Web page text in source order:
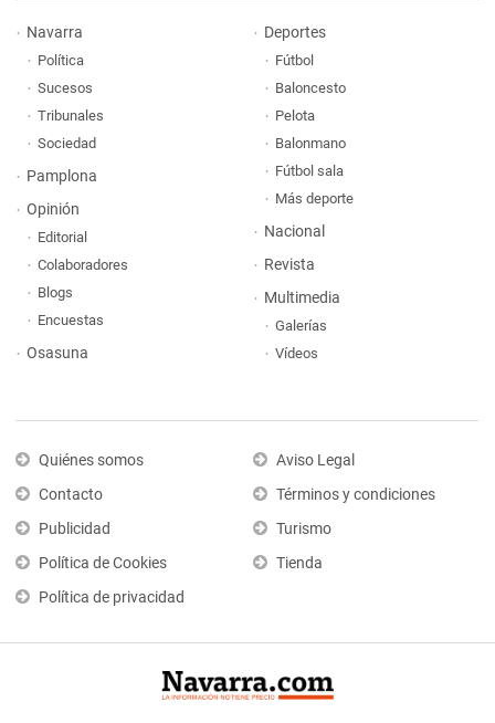
Navarra
Política
Sucesos
Tribunales
Sociedad
Pamplona
Opinión
Editorial
Colaboradores
Blogs
Encuestas
Osasuna
Deportes
Fútbol
Baloncesto
Pelota
Balonmano
Fútbol sala
Más deporte
Nacional
Revista
Multimedia
Galerías
Vídeos
Quiénes somos
Contacto
Publicidad
Política de Cookies
Política de privacidad
Aviso Legal
Términos y condiciones
Turismo
Tienda